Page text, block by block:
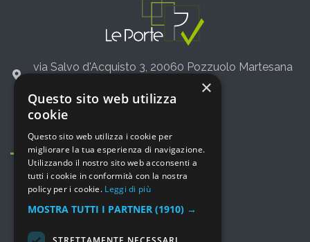
via Salvo d'Acquisto 3, 20060 Pozzuolo Martesana
+39 02 36542775
MENU
×
Questo sito web utilizza
cookie
Questo sito web utilizza i cookie per
migliorare la tua esperienza di navigazione.
Utilizzando il nostro sito web acconsenti a
tutti i cookie in conformità con la nostra
policy per i cookie. Leggi di più
MOSTRA TUTTI I PARTNER (1910) →